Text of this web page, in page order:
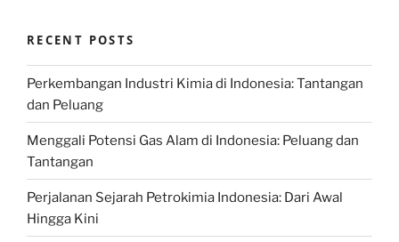
RECENT POSTS
Perkembangan Industri Kimia di Indonesia: Tantangan
dan Peluang
Menggali Potensi Gas Alam di Indonesia: Peluang dan
Tantangan
Perjalanan Sejarah Petrokimia Indonesia: Dari Awal
Hingga Kini